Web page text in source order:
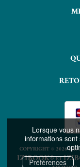
Lorsque vous
informations
Préférences
COPYRIGHT © 2026
IZIBOOK®ET